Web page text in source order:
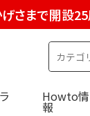
げさまで開設
Howto情
報